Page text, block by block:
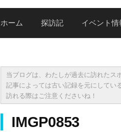
ホーム 探訪記 イベント情
当ブログは、わたしが過去に訪れたス
記事によっては古い記録を元にしてい
訪れる際はご注意くださいね！
IMGP0853